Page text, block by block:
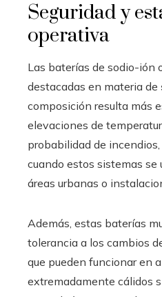
Seguridad y
operativa
Las baterías de sodio-ión
destacadas en materia de
composición resulta más
elevaciones de
probabilidad de
cuando estos sistemas se
áreas urbanas o
Además, estas baterías
tolerancia a los cambios
que pueden funcionar en
extremadamente cálidos